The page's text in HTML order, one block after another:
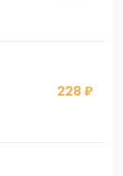
228 ₽